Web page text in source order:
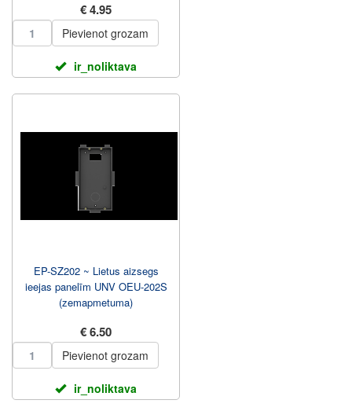
€ 4.95
Pievienot grozam
ir_noliktava
EP-SZ202 ~ Lietus aizsegs
ieejas panelīm UNV OEU-202S
(zemapmetuma)
€ 6.50
Pievienot grozam
ir_noliktava